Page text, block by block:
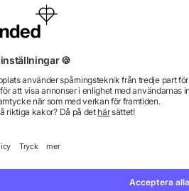
hårborste med spegel
från 4,47 kr